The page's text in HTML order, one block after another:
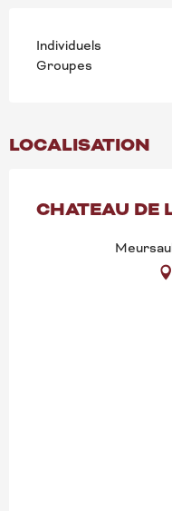
Individuels
Groupes
LOCALISATION
CHATEAU DE